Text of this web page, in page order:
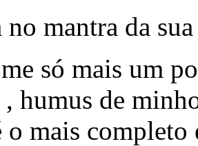
no mantra da
só mais um
humus de
o mais completo